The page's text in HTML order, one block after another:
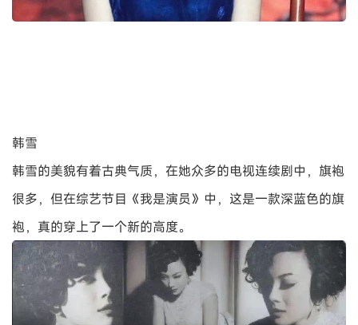
韩雪
韩雪的美貌有着古典气质，在她众多的电视连续剧中，旗袍
很多，但在综艺节目《我是演员》中，这是一款深蓝色的旗
袍，真的穿上了一个新的高度。